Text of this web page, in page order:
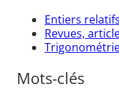
Entiers
Revues,
Mots-clés